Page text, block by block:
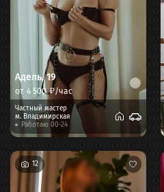
Адель,19
от 4 500₽/час
Частный мастер
м. Владимирская
Работаю 00-24
12